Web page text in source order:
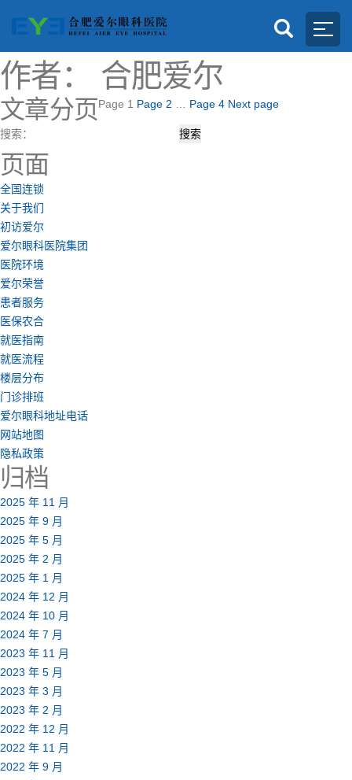
作者： 合肥爱尔
文章分页Page 1 Page 2 Page4 Next page
搜索：
页面
全国连锁
关于我们
初访爱尔
爱尔眼科医院集团
医院环境
爱尔荣誉
患者服务
医保农合
就医指南
就医流程
楼层分布
门诊排班
爱尔眼科地址电话
网站地图
隐私政策
归档
2025 年 11 月
2025 年 9 月
2025 年 5 月
2025 年 2 月
2025 年 1 月
2024 年 12 月
2024 年 10 月
2024 年 7 月
2023 年 11 月
2023 年 5 月
2023 年 3 月
2023 年 2 月
2022 年 12 月
2022 年 11 月
2022 年 9 月